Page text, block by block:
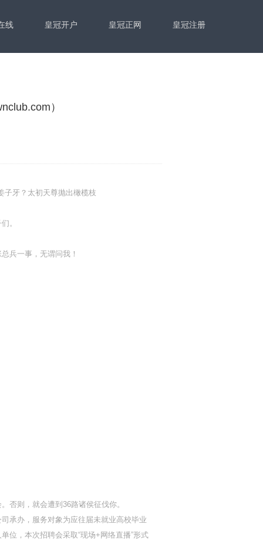
线 皇冠开户 皇冠正网 皇冠注册
）
子牙？太初天尊抛出橄榄枝
。
兵一事，无谓问我！
否则，就会遭到36路诸侯征伐你。
承办，服务对象为应往届未就业高校毕业
位，本次招聘会采取“现场+网络直播”形式